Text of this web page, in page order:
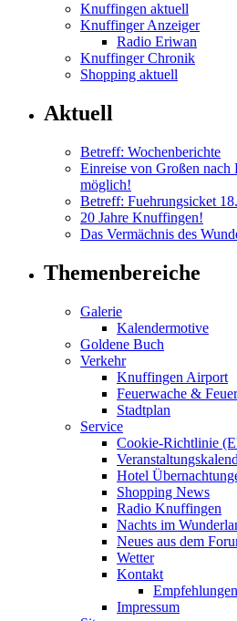
Knuffingen aktuell
Knuffinger Anzeiger
Radio Eriwan
Knuffinger Chronik
Shopping aktuell
Aktuell
Betreff: Wochenberichte
Einreise von Großen
möglich!
Betreff: Fuehrungsicket
20 Jahre Knuffingen!
Das Vermächnis des
Themenbereiche
Galerie
Kalendermotive
Goldene Buch
Verkehr
Knuffingen Airport
Feuerwache &
Stadtplan
Service
Cookie-Richtlinie
Hotel
Shopping News
Radio Knuffingen
Nachts im
Neues aus dem
Wetter
Kontakt
Empfehlungen
Impressum